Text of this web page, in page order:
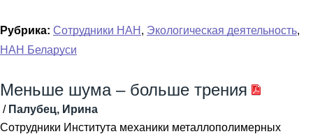
Рубрика: Сотрудники НАН , Экологическая деятельность,
НАН Беларуси
Меньше шума – больше трения
/ Палубец, Ирина
Сотрудники Института механики металлополимерных